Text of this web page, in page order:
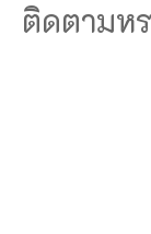
ติดตามห